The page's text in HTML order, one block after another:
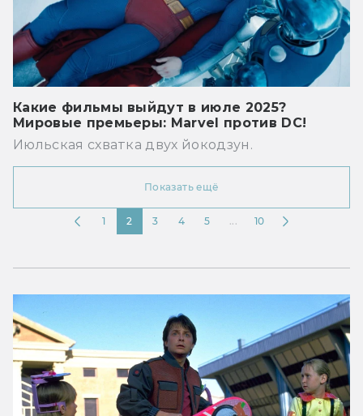
Какие фильмы выйдут в июле 2025?
Мировые премьеры: Marvel против DC!
Июльская схватка двух йокодзун.
Показать ещё
1 2 3 4 5 10
...